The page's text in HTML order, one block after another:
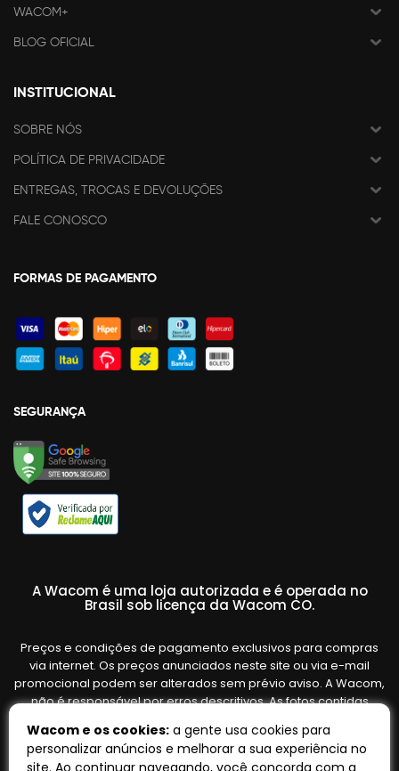
WACOM+
BLOG OFICIAL
INSTITUCIONAL
SOBRE NÓS
POLÍTICA DE PRIVACIDADE
ENTREGAS, TROCAS E DEVOLUÇÕES
FALE CONOSCO
FORMAS DE PAGAMENTO
SEGURANÇA
A Wacom é uma loja autorizada e é operada no
Brasil sob licença da Wacom CO.
Preços e condições de pagamento exclusivos para compras
via internet. Os preços anunciados neste site ou via e-mail
promocional podem ser alterados sem prévio aviso. A Wacom,
não é responsável por erros descritivos. As fotos contidas
variar de acordo com o fornecedor/lote do fabricante. Ofertas
válidas até o término de nossos estoques. Vendas sujeitas à
Wacom e os cookies: a gente usa cookies para
personalizar anúncios e melhorar a sua experiência no
site. Ao continuar navegando, você concorda com a